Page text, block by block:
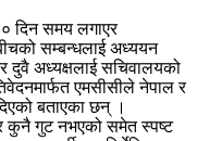
दिन समय लगाएर
सम्बन्धलाई अध्ययन
दुवै अध्यक्षलाई सचिवालयको
एमसीसीले नेपाल र
बताएका छन् ।
कुनै गुट नभएको समेत स्पष्ट